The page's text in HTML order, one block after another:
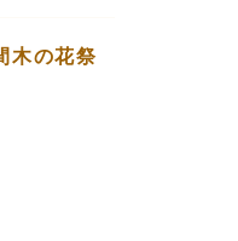
木の花祭